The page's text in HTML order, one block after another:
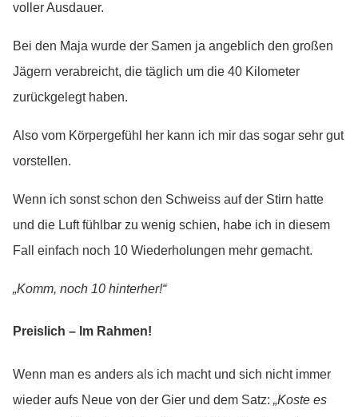
voller Ausdauer.
Bei den Maja wurde der Samen ja angeblich den großen
Jägern verabreicht, die täglich um die 40 Kilometer
zurückgelegt haben.
Also vom Körpergefühl her kann ich mir das sogar sehr gut
vorstellen.
Wenn ich sonst schon den Schweiss auf der Stirn hatte
und die Luft fühlbar zu wenig schien, habe ich in diesem
Fall einfach noch 10 Wiederholungen mehr gemacht.
„Komm, noch 10 hinterher!“
Preislich – Im Rahmen!
Wenn man es anders als ich macht und sich nicht immer
wieder aufs Neue von der Gier und dem Satz: „Koste es